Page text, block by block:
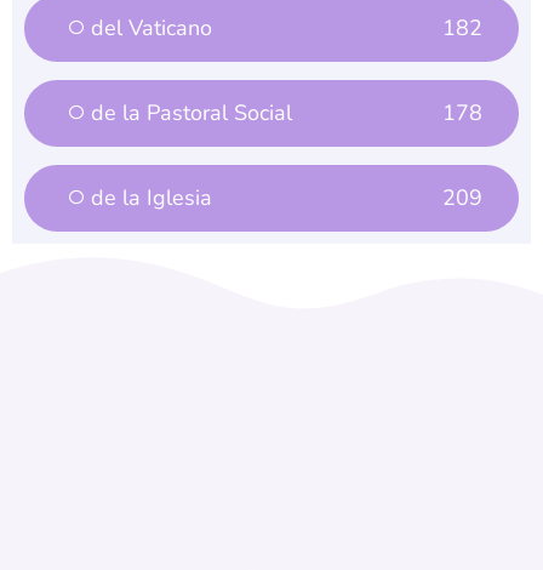
del Vaticano 182
de la Pastoral Social 178
de la Iglesia 209